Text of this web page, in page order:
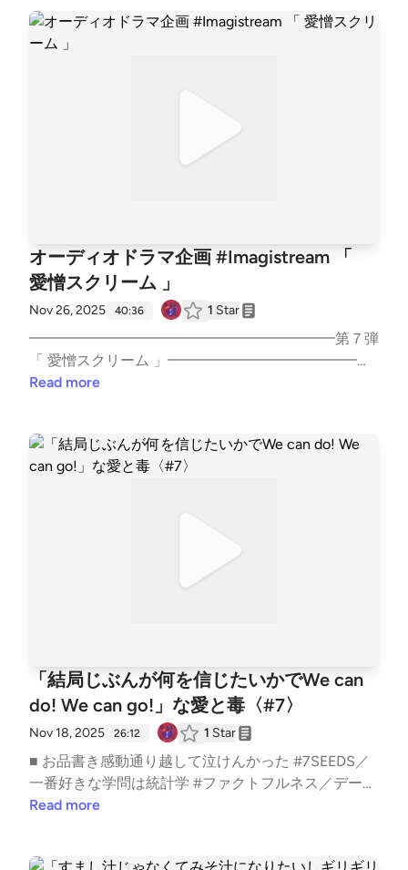
■ オーディオドラマ企画 #Imagistreamオーディオコ
メンタリー付きプレイリスト: https://open.spotify.co
なお便りを募集中！Googleフォーム: https://forms.gl
e/1G4D3wSixDPhVGiw6 番組へのご意見・ご感想・
com/snack_aitodokuゆきママX: https://twitter.com/n
ara_deer18ゆきママInstagram: https://www.instagra
m.com/nara_deer18ゆきママTikTok: https://www.tikt
ok.com/@nara_deer18 ▼ note番組公式: https://note.
com/snack_ai_to_doku/ゆきママ: https://note.com/na
ra_deer18/収録後の裏話やアフタートーク、ママの本
音は番組公式noteにてひっそり公開中！ ハッシュタ
オーディオドラマ企画 #Imagistream 「
愛憎スクリーム 」
Nov 26, 2025 40:36 1 Star
━━━━━━━━━━━━━━━━━━━━━第７弾
「 愛憎スクリーム 」━━━━━━━━━━━━━━
━━━━━━━ ▼ プレゼント企画の回答はこちらか
ー付きプレイリスト: https://open.spotify.com/playlis
t/1SYiZpwV8QBf6k9qcXfMYG?si=7lrPo5CLRKKqLO4
歩です。大好きなアイドルやタレントも、ファンも、
スポンサーも、三方よしで全員がちゃんと報われる新
活動ができる創作の世界を。少しでも共感いただけた
ら、応援してくださると嬉しいです。 ■ キャスト龍
ともこ: https://x.com/ryo__tomoko楔はじめ: https://
x.com/hajime_mimamoriのんのん: https://x.com/non_
non_daaまりまり: https://x.com/hamanaka_marika眞
白マッシュ: https://x.com/mash_january25"DJいしか
わ: https://twitter.com/musharadioみゆき: https://twi
━━スナック愛と毒 〜ゆきママの愛、届く？〜━━
Read more
「結局じぶんが何を信じたいかでWe can
do! We can go!」な愛と毒〈#7〉
Nov 18, 2025 26:12 1 Star
■ お品書き感動通り越して泣けんかった #7SEEDS／
一番好きな学問は統計学 #ファクトフルネス／データ
の根拠も信用問題／本能を理解したら毒抜けるかも／
Read more